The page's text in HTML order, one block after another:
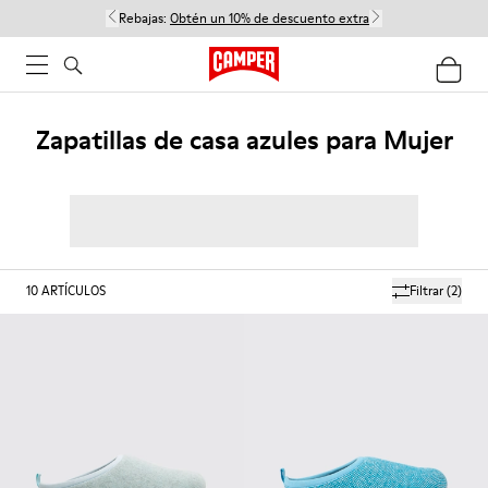
Rebajas: Obtén un 10% de descuento extra
Zapatillas de casa azules para Mujer
Filtrar(2)
10ARTÍCULOS